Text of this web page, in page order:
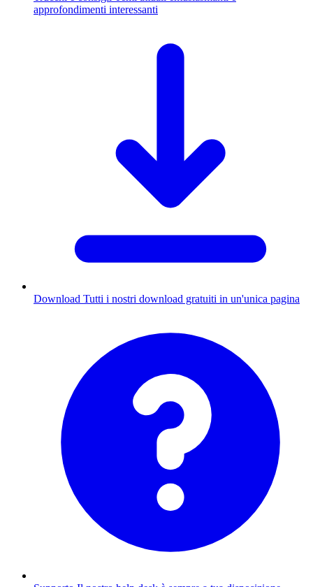
approfondimenti interessanti
Download Tutti i nostri download gratuiti in un'unica pagina